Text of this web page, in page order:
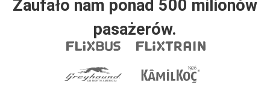
Zaufało nam ponad 500 milionów
pasażerów.